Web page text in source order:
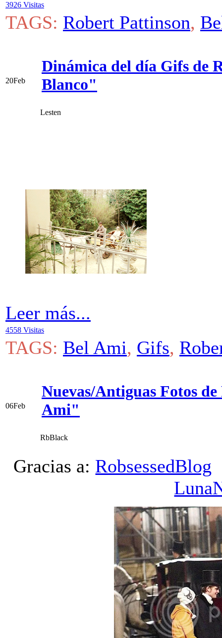
3926 Visitas
TAGS: Robert Pattinson,
20Feb
Dinámica del día Gifs de
Blanco"
Lesten
Leer más...
4558 Visitas
TAGS: Bel Ami, Gifs,
06Feb
Nuevas/Antiguas Fotos
Ami"
RbBlack
Gracias a: RobsessedBlog